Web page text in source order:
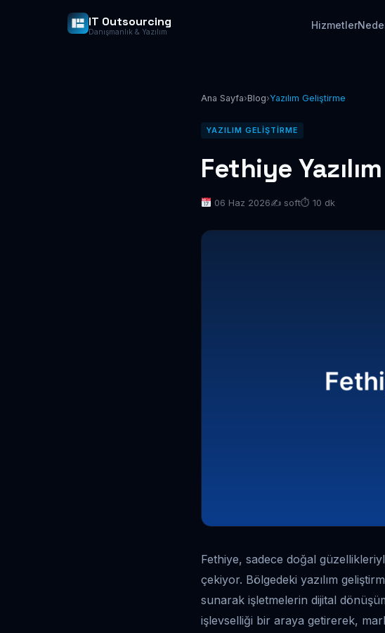
IT Outsourcing
Danışmanlık & Yazılım
Hizmetler
Ana Sayfa›Blog›Yazılım Geliştirme
YAZILIM GELIŞTIRME
Fethiye
06 Haz 2026✍️ soft⏱ 10 dk
Fethiye, sadece doğal
çekiyor. Bölgedeki yazılım
sunarak işletmelerin dijital
işlevselliği bir araya getirerek,